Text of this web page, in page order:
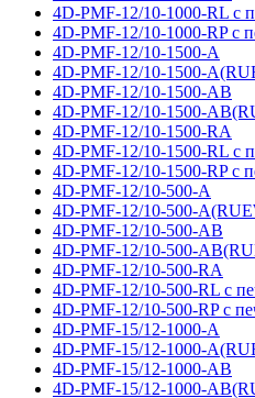
4D-PMF-12/10-1000-RL с
4D-PMF-12/10-1000-RP с
4D-PMF-12/10-1500-A
4D-PMF-12/10-1500-
4D-PMF-12/10-1500-AB
4D-PMF-12/10-1500-
4D-PMF-12/10-1500-RA
4D-PMF-12/10-1500-RL с
4D-PMF-12/10-1500-RP с
4D-PMF-12/10-500-A
4D-PMF-12/10-500-
4D-PMF-12/10-500-AB
4D-PMF-12/10-500-
4D-PMF-12/10-500-RA
4D-PMF-12/10-500-RL с
4D-PMF-12/10-500-RP с
4D-PMF-15/12-1000-A
4D-PMF-15/12-1000-
4D-PMF-15/12-1000-AB
4D-PMF-15/12-1000-